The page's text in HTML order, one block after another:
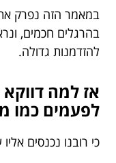
במאמר הזה נפרק את
בהרגלים חכמים,
להזדמנות גדולה.
אז למה
לפעמים כמו
כי רובנו נכנסים